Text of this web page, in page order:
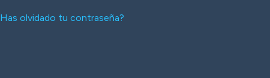
Has olvidado tu contraseña?